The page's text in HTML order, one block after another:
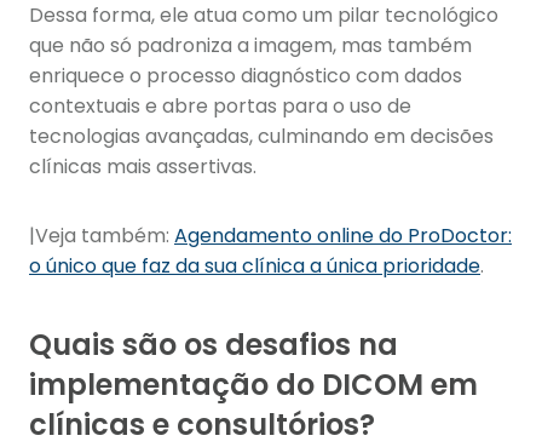
Dessa forma, ele atua como um pilar tecnológico
que não só padroniza a imagem, mas também
enriquece o processo diagnóstico com dados
contextuais e abre portas para o uso de
tecnologias avançadas, culminando em decisões
clínicas mais assertivas.
|Veja também: Agendamento online do ProDoctor:
o único que faz da sua clínica a única prioridade.
Quais são os desafios na
implementação do DICOM em
clínicas e consultórios?